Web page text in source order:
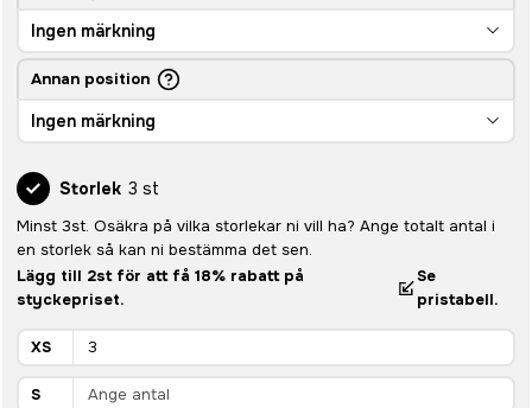
Ingen märkning
Annan position
Ingen märkning
Storlek 3 st
Minst 3st. Osäkra på vilka storlekar ni vill ha? Ange totalt antal i
en storlek så kan ni bestämma det sen.
Lägg till 2st för att få 18% rabatt på
styckepriset.
Se
pristabell.
XS
S